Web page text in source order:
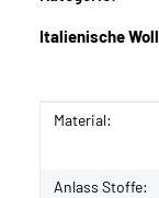
Italienische
Wert
Material:
Anlass Stoffe: